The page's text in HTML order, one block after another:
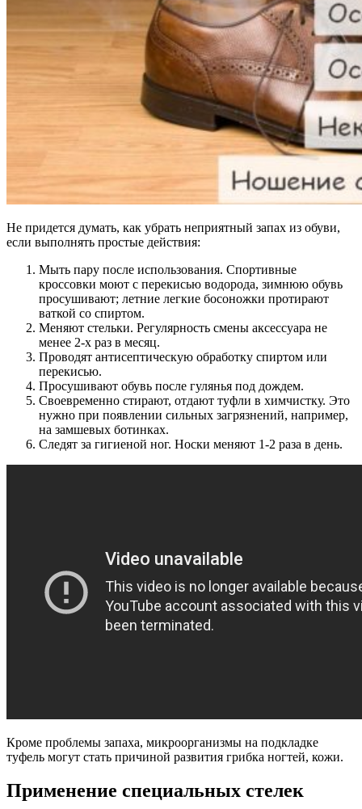
Не придется думать, как убрать неприятный запах из обуви,
если выполнять простые действия:
Мыть пару после использования. Спортивные
кроссовки моют с перекисью водорода, зимнюю обувь
просушивают; летние легкие босоножки протирают
ваткой со спиртом.
Меняют стельки. Регулярность смены аксессуара не
менее 2-х раз в месяц.
Проводят антисептическую обработку спиртом или
перекисью.
Просушивают обувь после гулянья под дождем.
Своевременно стирают, отдают туфли в химчистку. Это
нужно при появлении сильных загрязнений, например,
на замшевых ботинках.
Следят за гигиеной ног. Носки меняют 1-2 раза в день.
Кроме проблемы запаха, микроорганизмы на подкладке
туфель могут стать причиной развития грибка ногтей, кожи.
Применение специальных стелек